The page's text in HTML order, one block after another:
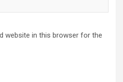
website in this browser for the